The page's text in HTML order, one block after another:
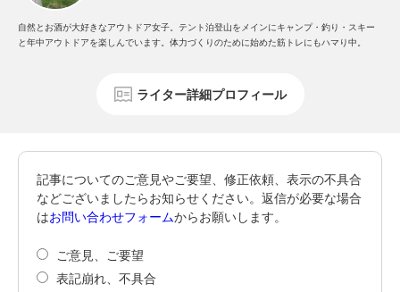
自然とお酒が大好きなアウトドア女子。テント泊登山をメインにキャンプ・釣り・スキー
と年中アウトドアを楽しんでいます。体力づくりのために始めた筋トレにもハマり中。
ライター詳細プロフィール
記事についてのご意見やご要望、修正依頼、表示の不具合
などございましたらお知らせください。返信が必要な場合
はお問い合わせフォームからお願いします。
ご意見、ご要望
表記崩れ、不具合